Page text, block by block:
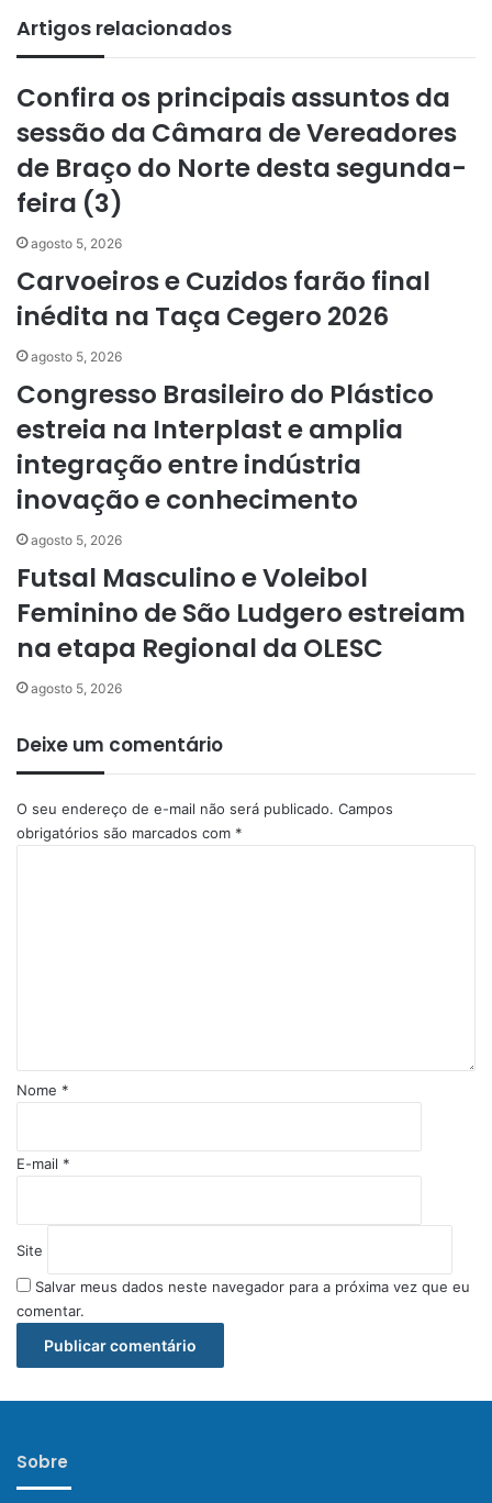
Artigos relacionados
Confira os principais assuntos da
sessão da Câmara de Vereadores
de Braço do Norte desta segunda-
feira (3)
agosto 5, 2026
Carvoeiros e Cuzidos farão final
inédita na Taça Cegero 2026
agosto 5, 2026
Congresso Brasileiro do Plástico
estreia na Interplast e amplia
integração entre indústria
inovação e conhecimento
agosto 5, 2026
Futsal Masculino e Voleibol
Feminino de São Ludgero estreiam
na etapa Regional da OLESC
agosto 5, 2026
Deixe um comentário
O seu endereço de e-mail não será publicado. Campos
obrigatórios são marcados com *
o
*
Nome *
E-mail *
Site
Salvar meus dados neste navegador para a próxima vez que eu
comentar.
Sobre